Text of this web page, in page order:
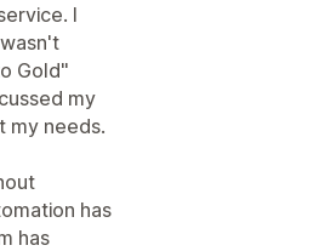
I
Gold"
my
my needs.
has
has